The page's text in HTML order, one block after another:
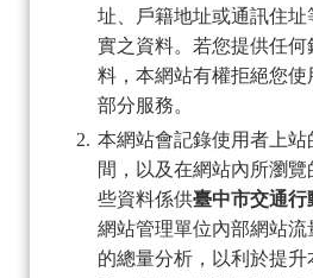
址、戶籍地址或通訊住
實之資料。若您提供任何
料，本網站有權拒絕您
部分服務。
本網站會記錄使用者上站
間，以及在網站內所瀏
些資料係供臺中市交通行
網站管理單位內部網站
的總量分析，以利於提升